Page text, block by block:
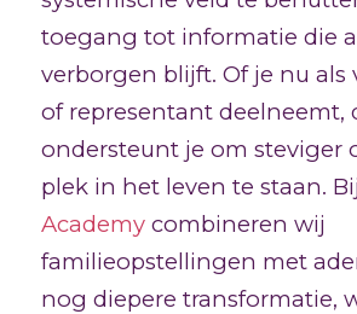
toegang tot informatie die
verborgen blijft. Of je nu als
of representant deelneemt,
ondersteunt je om steviger
plek in het leven te staan. Bij
Academycombineren wij
familieopstellingen met
nog diepere transformatie,